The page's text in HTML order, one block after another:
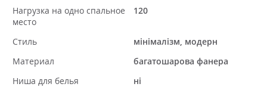
Нагрузка на одно спальное
место
120
Стиль
мінімалізм, модерн
Материал
багатошарова фанера
Ниша для белья
ні